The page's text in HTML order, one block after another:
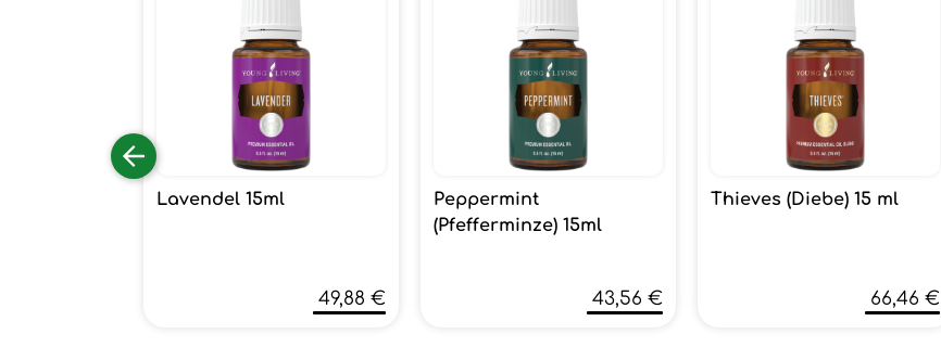
Lavendel 15ml
49,88 €
Peppermint
(Pfefferminze) 15ml
43,56 €
Thieves (Diebe) 15 ml
66,46 €